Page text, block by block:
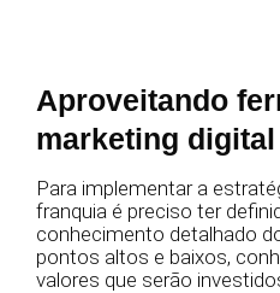
Aproveitando
marketing digital
Para implementar a
franquia é preciso ter
conhecimento detalhado
pontos altos e baixos,
valores que serão